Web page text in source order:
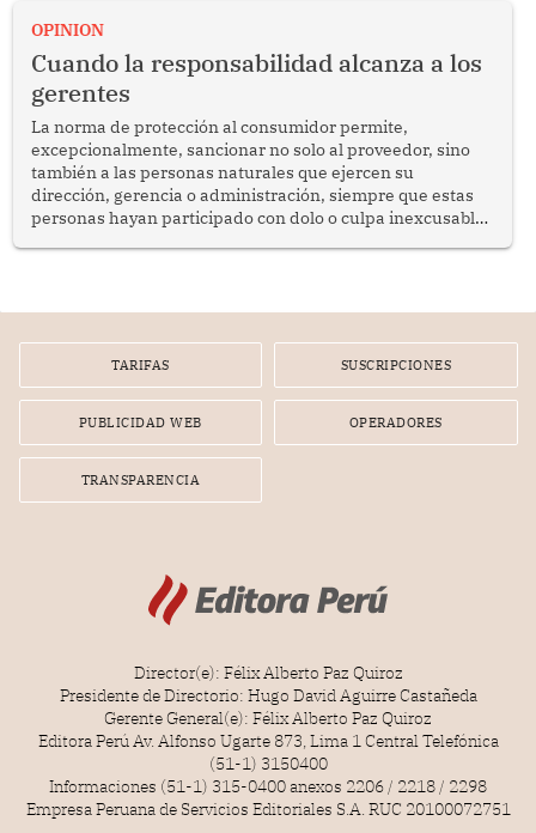
enfrenta desafíos en materia de desarrollo, cohesión
OPINION
Cuando la responsabilidad alcanza a los
gerentes
La norma de protección al consumidor permite,
excepcionalmente, sancionar no solo al proveedor, sino
también a las personas naturales que ejercen su
dirección, gerencia o administración, siempre que estas
personas hayan participado con dolo o culpa inexcusable
por la frustrada realización de un meet and greet con
TARIFAS SUSCRIPCIONES
PUBLICIDAD WEB OPERADORES
TRANSPARENCIA
Director(e): Félix Alberto Paz Quiroz
Presidente de Directorio: Hugo David Aguirre Castañeda
Gerente General(e): Félix Alberto Paz Quiroz
Editora Perú Av. Alfonso Ugarte 873, Lima 1 Central Telefónica
(51-1) 3150400
Informaciones (51-1) 315-0400 anexos 2206 / 2218 / 2298
Empresa Peruana de Servicios Editoriales S.A. RUC 20100072751